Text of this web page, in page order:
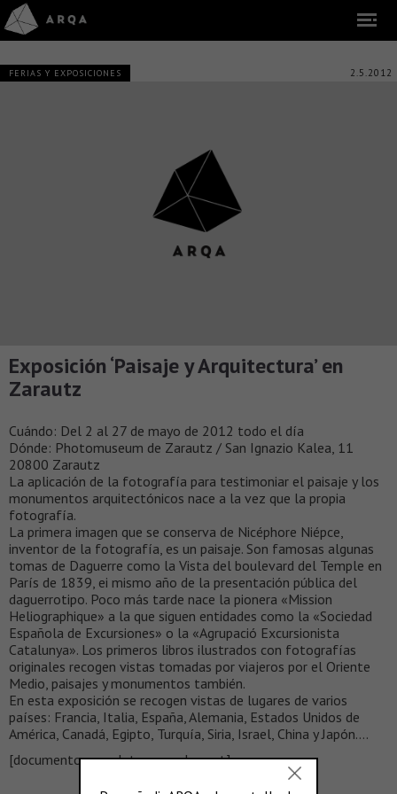
FERIAS Y EXPOSICIONES 2.5.2012
Exposición ‘Paisaje y Arquitectura’ en
Zarautz
Cuándo: Del 2 al 27 de mayo de 2012 todo el día
Dónde: Photomuseum de Zarautz / San Ignazio Kalea, 11
20800 Zarautz
La aplicación de la fotografía para testimoniar el paisaje y los
monumentos arquitectónicos nace a la vez que la propia
fotografía.
La primera imagen que se conserva de Nicéphore Niépce,
inventor de la fotografía, es un paisaje. Son famosas algunas
tomas de Daguerre como la Vista del boulevard del Temple en
París de 1839, ei mismo año de la presentación pública del
daguerrotipo. Poco más tarde nace la pionera «Mission
Heliographique» a la que siguen entidades como la «Sociedad
Española de Excursiones» o la «Agrupació Excursionista
Catalunya». Los primeros libros ilustrados con fotografías
originales recogen vistas tomadas por viajeros por el Oriente
Medio, paisajes y monumentos también.
En esta exposición se recogen vistas de lugares de varios
países: Francia, Italia, España, Alemania, Estados Unidos de
América, Canadá, Egipto, Turquía, Siria, Israel, China y Japón….
[documento completo en scalae.net]